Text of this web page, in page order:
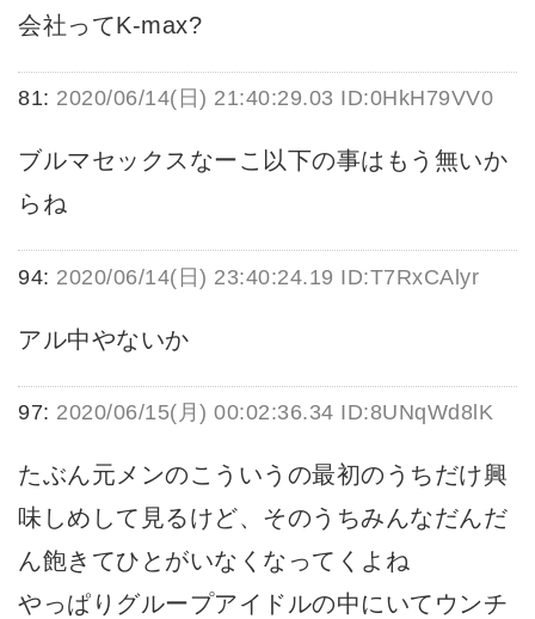
会社ってK-max?
81: 2020/06/14(日) 21:40:29.03 ID:0HkH79VV0
ブルマセックスなーこ以下の事はもう無いか
らね
94: 2020/06/14(日) 23:40:24.19 ID:T7RxCAlyr
アル中やないか
97: 2020/06/15(月) 00:02:36.34 ID:8UNqWd8lK
たぶん元メンのこういうの最初のうちだけ興
味しめして見るけど、そのうちみんなだんだ
ん飽きてひとがいなくなってくよね
やっぱりグループアイドルの中にいてウンチ